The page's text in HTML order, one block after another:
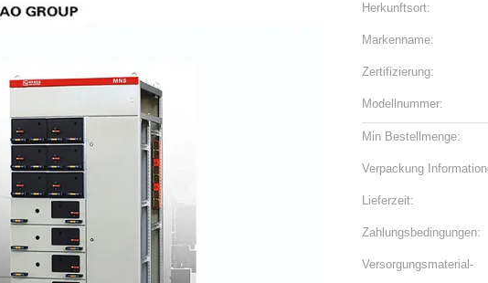
Herkunftsort:
Markenname:
Zertifizierung:
Modellnummer:
Min Bestellmenge:
Verpackung
Lieferzeit:
Zahlungsbedingungen:
Versorgungsmaterial-